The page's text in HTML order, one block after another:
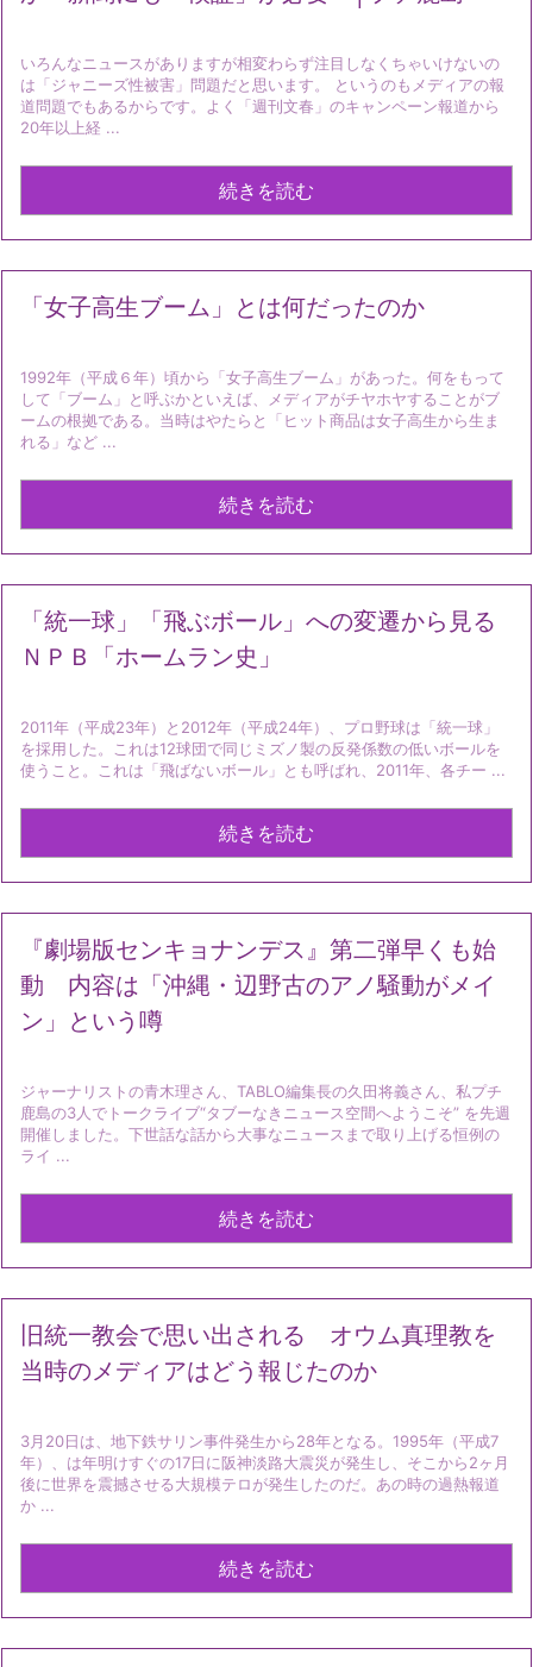
いろんなニュースがありますが相変わらず注目しなくちゃいけないの
は「ジャニーズ性被害」問題だと思います。 というのもメディアの報
道問題でもあるからです。よく「週刊文春」のキャンペーン報道から
20年以上経 ...
続きを読む
「女子高生ブーム」とは何だったのか
1992年（平成６年）頃から「女子高生ブーム」があった。何をもって
して「ブーム」と呼ぶかといえば、メディアがチヤホヤすることがブ
ームの根拠である。当時はやたらと「ヒット商品は女子高生から生ま
れる」など ...
続きを読む
「統一球」「飛ぶボール」への変遷から見る
ＮＰＢ「ホームラン史」
2011年（平成23年）と2012年（平成24年）、プロ野球は「統一球」
を採用した。これは12球団で同じミズノ製の反発係数の低いボールを
使うこと。これは「飛ばないボール」とも呼ばれ、2011年、各チー ...
続きを読む
『劇場版センキョナンデス』第二弾早くも始
動 内容は「沖縄・辺野古のアノ騒動がメイ
ン」という噂
ジャーナリストの青木理さん、TABLO編集長の久田将義さん、私プチ
鹿島の3人でトークライブ“タブーなきニュース空間へようこそ” を先週
開催しました。下世話な話から大事なニュースまで取り上げる恒例の
ライ ...
続きを読む
旧統一教会で思い出される オウム真理教を
当時のメディアはどう報じたのか
3月20日は、地下鉄サリン事件発生から28年となる。1995年（平成7
年）、は年明けすぐの17日に阪神淡路大震災が発生し、そこから2ヶ月
後に世界を震撼させる大規模テロが発生したのだ。あの時の過熱報道
か ...
続きを読む